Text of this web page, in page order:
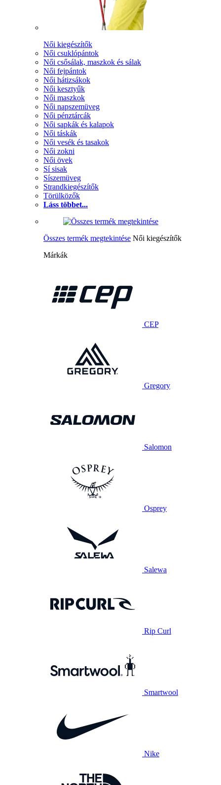
Női kiegészítők
Női csuklópántok
Női csősálak, maszkok és sálak
Női fejpántok
Női hátizsákok
Női kesztyűk
Női maszkok
Női napszemüveg
Női pénztárcák
Női sapkák és kalapok
Női táskák
Női vesék és tasakok
Női zokni
Női övek
Sí sisak
Síszemüveg
Strandkiegészítők
Törülközők
Láss többet...
Összes termék megtekintése Női kiegészítők
Márkák
CEP
Gregory
Salomon
Osprey
Salewa
Rip Curl
Smartwool
Nike